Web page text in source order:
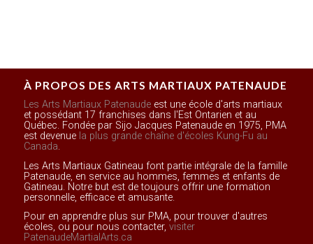
À PROPOS DES ARTS MARTIAUX PATENAUDE
Les Arts Martiaux Patenaudeest une école d'arts martiaux
et possédant 17 franchises dans l'Est Ontarien et au
Québec. Fondée par Sijo Jacques Patenaude en 1975, PMA
est devenue la plus grande chaîne d'écoles Kung-Fu au
Canada.
Les Arts Martiaux Gatineau font partie intégrale de la famille
Patenaude, en service au hommes, femmes et enfants de
Gatineau. Notre but est de toujours offrir une formation
personnelle, efficace et amusante.
Pour en apprendre plus sur PMA, pour trouver d'autres
écoles, ou pour nous contacter, visiter
PatenaudeMartialArts.ca